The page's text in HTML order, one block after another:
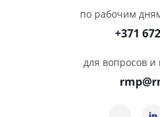
по рабочим
+371
для вопросов